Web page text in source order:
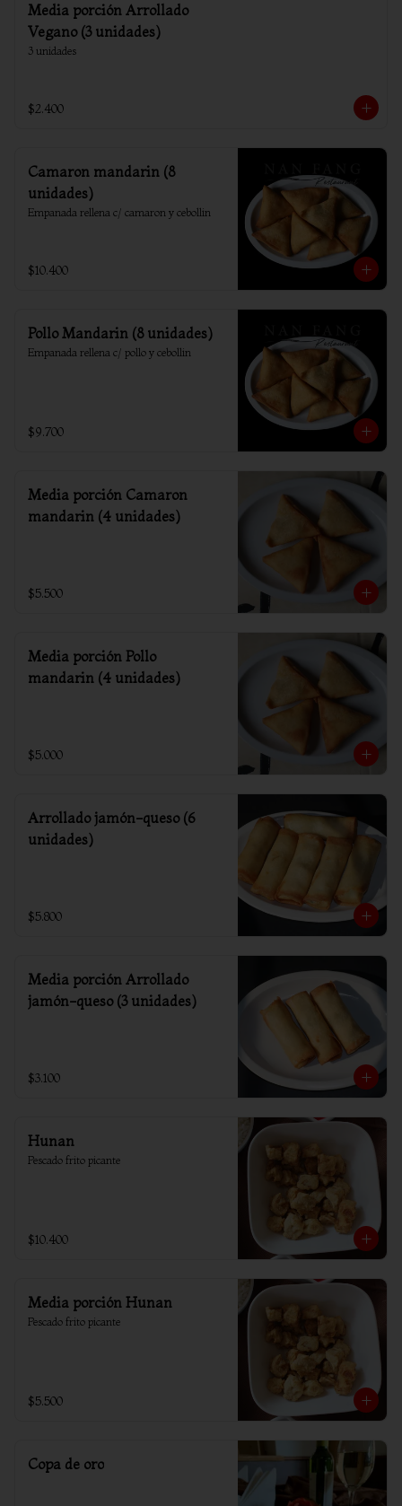
Media porción Arrollado
Vegano (3 unidades)
3 unidades
$2.400
Camaron mandarin (8
unidades)
Empanada rellena c/ camaron y cebollin
$10.400
Pollo Mandarin (8 unidades)
Empanada rellena c/ pollo y cebollin
$9.700
Media porción Camaron
mandarin (4 unidades)
$5.500
Media porción Pollo
mandarin (4 unidades)
$5.000
Arrollado jamón-queso (6
unidades)
$5.800
Media porción Arrollado
jamón-queso (3 unidades)
$3.100
Hunan
Pescado frito picante
$10.400
Media porción Hunan
Pescado frito picante
$5.500
Copa de oro